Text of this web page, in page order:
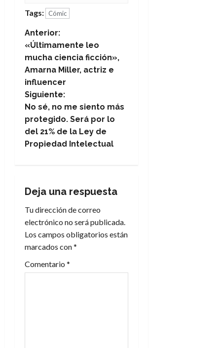
Tags: Cómic
N
a
v
e
g
a
n
d
e
Anterior:
«Últimamente leo
mucha ciencia ficción»,
Amarna Miller, actriz e
influencer
Siguiente:
No sé, no me siento más
protegido. Será por lo
del 21% de la Ley de
Propiedad Intelectual
Deja una respuesta
Tu dirección de correo
electrónico no será publicada.
Los campos obligatorios están
marcados con*
Comentario *